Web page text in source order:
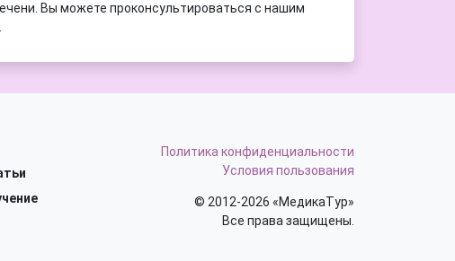
Вы можете проконсультироваться с нашим
Политика конфиденциальности
Условия пользования
© 2012-2026 «МедикаТур»
Все права защищены.